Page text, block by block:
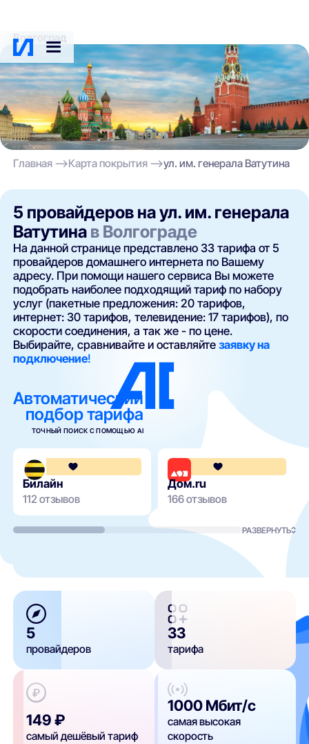
Волгоград
Главная Карта покрытия ул. им. генерала Ватутина
5 провайдеров на ул. им. генерала
Ватутина в Волгограде
На данной странице представлено 33 тарифа от 5
провайдеров домашнего интернета по Вашему
адресу. При помощи нашего сервиса Вы можете
подобрать наиболее подходящий тариф по набору
услуг (пакетные предложения: 20 тарифов,
интернет: 30 тарифов, телевидение: 17 тарифов), по
скорости соединения, а так же - по цене.
Выбирайте, сравнивайте и оставляйтезаявку на
подключение!
Автоматический
подбор тарифа
ТОЧНЫЙ ПОИСК С ПОМОЩЬЮ AI
3.6
Билайн
112 отзывов
Дом.ru
166 отзывов
РАЗВЕРНУТЬ
5
провайдеров
33
тарифа
149 ₽
самый дешёвый тариф
1000 Мбит/с
самая высокая
скорость